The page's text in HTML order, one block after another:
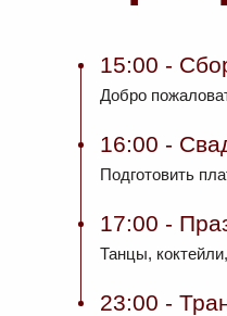
15:00 -
Добро
16:00 -
Подготовить
17:00 -
Танцы,
23:00 -